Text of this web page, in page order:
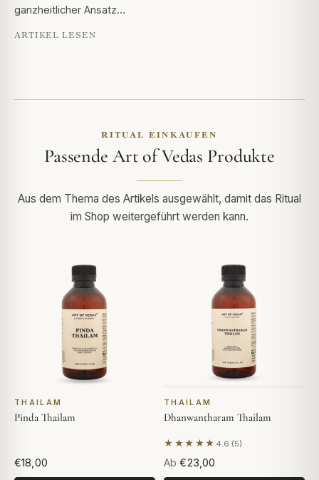
ganzheitlicher Ansatz…
ARTIKEL LESEN
RITUAL EINKAUFEN
Passende Art of Vedas Produkte
Aus dem Thema des Artikels ausgewählt, damit das Ritual
im Shop weitergeführt werden kann.
THAILAM
Pinda Thailam
€18,00
THAILAM
Dhanwantharam Thailam
★★★★★ 4.6 (5)
Basierend auf 5
Ab €23,00